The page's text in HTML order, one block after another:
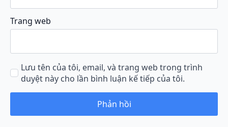
Trang web
Lưu tên của tôi, email, và trang web trong trình
duyệt này cho lần bình luận kế tiếp của tôi.